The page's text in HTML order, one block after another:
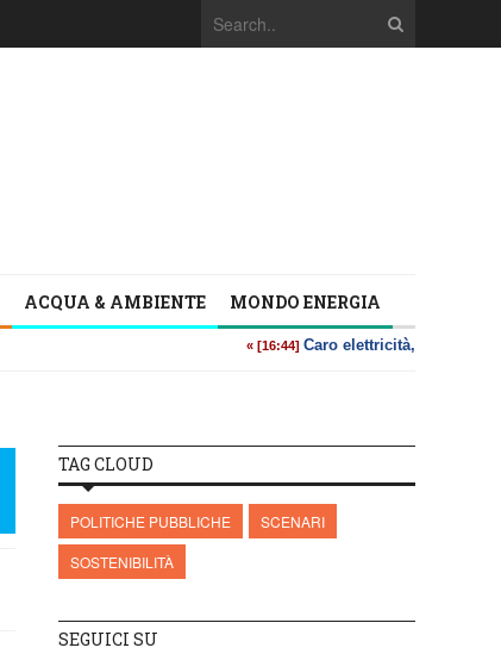
ACQUA & AMBIENTE MONDO ENERGIA
TAG CLOUD
POLITICHE PUBBLICHE
SCENARI
SOSTENIBILITÀ
SEGUICI SU